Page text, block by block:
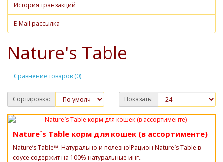
История транзакций
E-Mail рассылка
Nature's Table
Сравнение товаров (0)
Сортировка: Показать:
Nature`s Table корм для кошек (в ассортименте)
Nature’s Table™. Натурально и полезно!Рацион Nature`s Table в
соусе содержит на 100% натуральные инг..